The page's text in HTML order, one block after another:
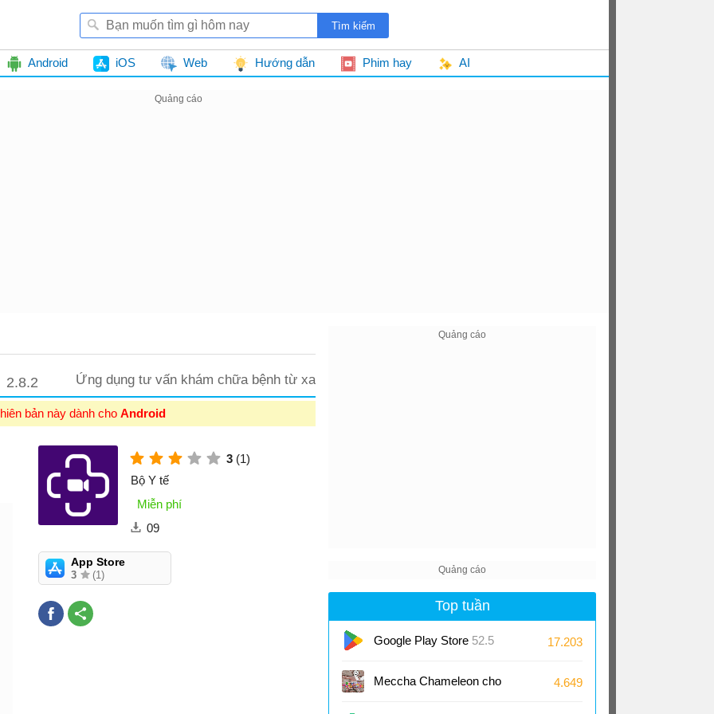
Android iOS Web Hướng dẫn Phim hay AI
2.8.2 Ứng dụng tư vấn khám chữa bệnh từ xa
bản này dành cho Android
3 (1)
Bộ Y tế
Miễn phí
09
App Store
3 (1)
Top tuần
Google Play Store 52.5 17.203
Meccha Chameleon cho 4.649